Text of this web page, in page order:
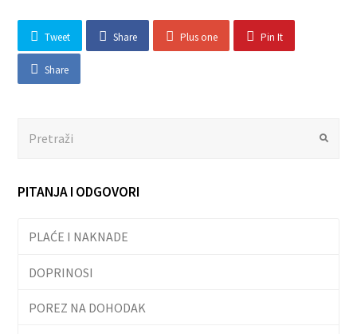
Tweet Share Plus one Pin It
Share
Submit
PITANJA I ODGOVORI
PLAĆE I NAKNADE
DOPRINOSI
POREZ NA DOHODAK